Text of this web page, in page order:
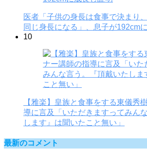
医者「子供の身長は食事で決まり
同じ身長になる」、息子が192cm
10
【雅楽】皇族と食事をする東儀秀
導に言及「いただきますってみん
します』は聞いたこと無い」
最新のコメント